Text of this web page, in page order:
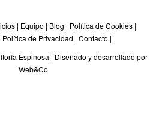
| Equipo | Blog | Política de Cookies| |
Política de Privacidad |Contacto |
Espinosa | Diseñado y desarrollado por
Web&Co